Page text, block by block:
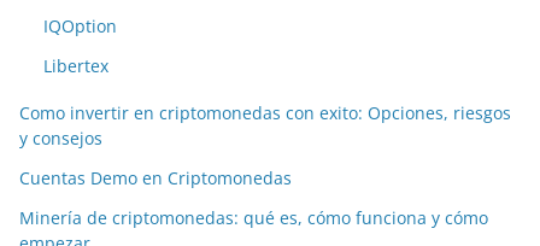
IQOption
Libertex
Como invertir en criptomonedas con exito: Opciones, riesgos
y consejos
Cuentas Demo en Criptomonedas
Minería de criptomonedas: qué es, cómo funciona y cómo